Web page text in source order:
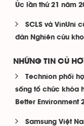
Úc lần thứ 21 năm
SCLS và VinUni
đàn Nghiên cứu
NHỮNG TIN CŨ
Technion phối
sống tổ chức khóa
Better Environment
Samsung Việt